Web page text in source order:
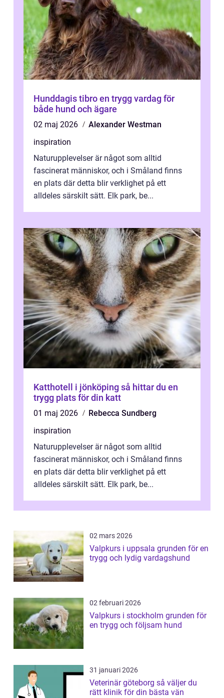
Hunddagis tibro en trygg vardag för
både hund och ägare
02 maj 2026
Alexander Westman
inspiration
Naturupplevelser är något som alltid
fascinerat människor, och i Småland finns
en plats där detta blir verklighet på ett
alldeles särskilt sätt. Elk park, be...
Katthotell i jönköping så hittar du en
trygg plats för din katt
01 maj 2026
Rebecca Sundberg
inspiration
Naturupplevelser är något som alltid
fascinerat människor, och i Småland finns
en plats där detta blir verklighet på ett
alldeles särskilt sätt. Elk park, be...
02 mars 2026
Valpkurs i uppsala grunden för en
trygg och lydig vardagshund
02 februari 2026
Valpkurs i stockholm grunden för
en trygg och följsam hund
31 januari 2026
Veterinär göteborg så väljer du
rätt klinik för din bästa vän